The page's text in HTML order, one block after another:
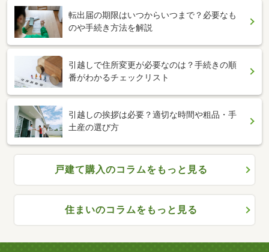
転出届の期限はいつからいつまで？必要なも
のや手続き方法を解説
引越しで住所変更が必要なのは？手続きの順
番がわかるチェックリスト
引越しの挨拶は必要？適切な時間や粗品・手
土産の選び方
戸建て購入のコラムをもっと見る
住まいのコラムをもっと見る